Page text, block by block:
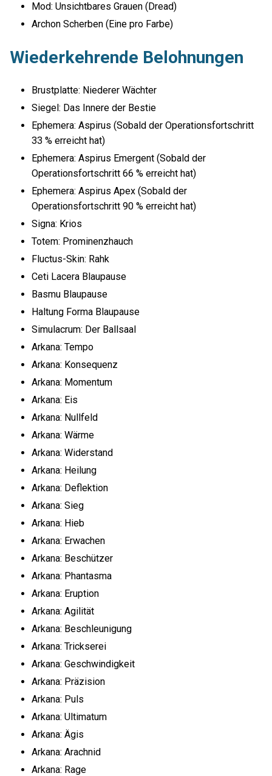
Mod: Unsichtbares Grauen (Dread)
Archon Scherben (Eine pro Farbe)
Wiederkehrende Belohnungen
Brustplatte: Niederer Wächter
Siegel: Das Innere der Bestie
Ephemera: Aspirus (Sobald der Operationsfortschritt
33 % erreicht hat)
Ephemera: Aspirus Emergent (Sobald der
Operationsfortschritt 66 % erreicht hat)
Ephemera: Aspirus Apex (Sobald der
Operationsfortschritt 90 % erreicht hat)
Signa: Krios
Totem: Prominenzhauch
Fluctus-Skin: Rahk
Ceti Lacera Blaupause
Basmu Blaupause
Haltung Forma Blaupause
Simulacrum: Der Ballsaal
Arkana: Tempo
Arkana: Konsequenz
Arkana: Momentum
Arkana: Eis
Arkana: Nullfeld
Arkana: Wärme
Arkana: Widerstand
Arkana: Heilung
Arkana: Deflektion
Arkana: Sieg
Arkana: Hieb
Arkana: Erwachen
Arkana: Beschützer
Arkana: Phantasma
Arkana: Eruption
Arkana: Agilität
Arkana: Beschleunigung
Arkana: Trickserei
Arkana: Geschwindigkeit
Arkana: Präzision
Arkana: Puls
Arkana: Ultimatum
Arkana: Ägis
Arkana: Arachnid
Arkana: Rage